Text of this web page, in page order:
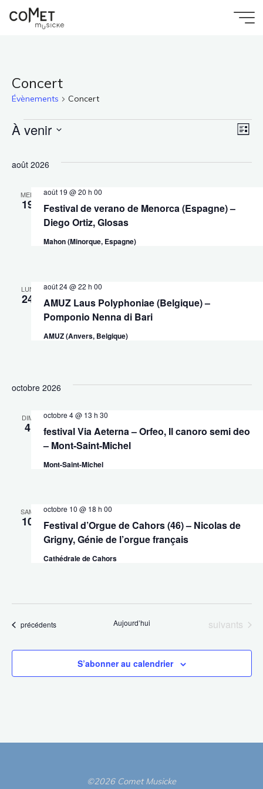
Concert
Évènements Concert
Évènements
par
de
Liste
À venir
une
août 2026
MER
19
Festival de verano de Menorca (Espagne) –
Diego Ortiz, Glosas
août 19 @ 20 h 00
Mahon (Minorque, Espagne)
LUN
24
AMUZ Laus Polyphoniae (Belgique) –
Pomponio Nenna di Bari
août 24 @ 22 h 00
AMUZ (Anvers, Belgique)
octobre 2026
DIM
4
festival Via Aeterna – Orfeo, Il canoro semi deo
– Mont-Saint-Michel
octobre 4 @ 13 h 30
Mont-Saint-Michel
SAM
10
Festival d’Orgue de Cahors (46) – Nicolas de
Grigny, Génie de l’orgue français
octobre 10 @ 18 h 00
Cathédrale de Cahors
Évènements
précédents Aujourd’hui Évènements
suivants
S’abonner au calendrier
©2026 Comet Musicke